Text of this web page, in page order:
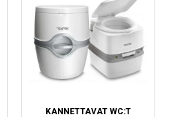
KANNETTAVAT WC:T